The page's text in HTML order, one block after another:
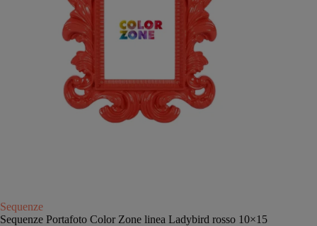
Sequenze
Sequenze Portafoto Color Zone linea Ladybird rosso 10×15